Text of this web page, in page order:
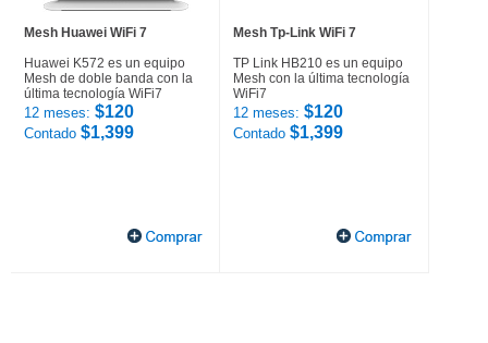
Mesh Huawei WiFi 7
Huawei K572 es un equipo
Mesh de doble banda con la
última tecnología WiFi7
12 meses: $120
Contado $1,399
Mesh Tp-Link WiFi 7
TP Link HB210 es un equipo
Mesh con la última tecnología
WiFi7
12 meses: $120
Contado $1,399